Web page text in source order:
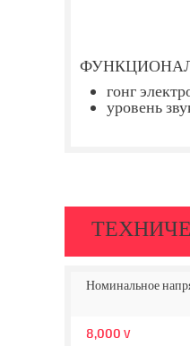
гонг
уровень
Номинальное
8,000 V